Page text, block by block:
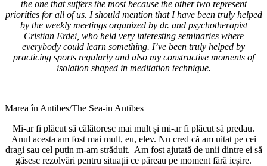
the one that suffers the most because the other two represent
priorities for all of us. I should mention that I have been truly helped
by the weekly meetings organized by dr. and psychotherapist
Cristian Erdei, who held very interesting seminaries where
everybody could learn something. I’ve been truly helped by
practicing sports regularly and also my constructive moments of
isolation shaped in meditation technique.
Marea în Antibes/The Sea-in Antibes
Mi-ar fi plăcut să călătoresc mai mult și mi-ar fi plăcut să predau.
Anul acesta am fost mai mult, eu, elev. Nu cred că am uitat pe cei
dragi sau cel puțin m-am străduit. Am fost ajutată de unii dintre ei să
găsesc rezolvări pentru situații ce păreau pe moment fără ieșire.